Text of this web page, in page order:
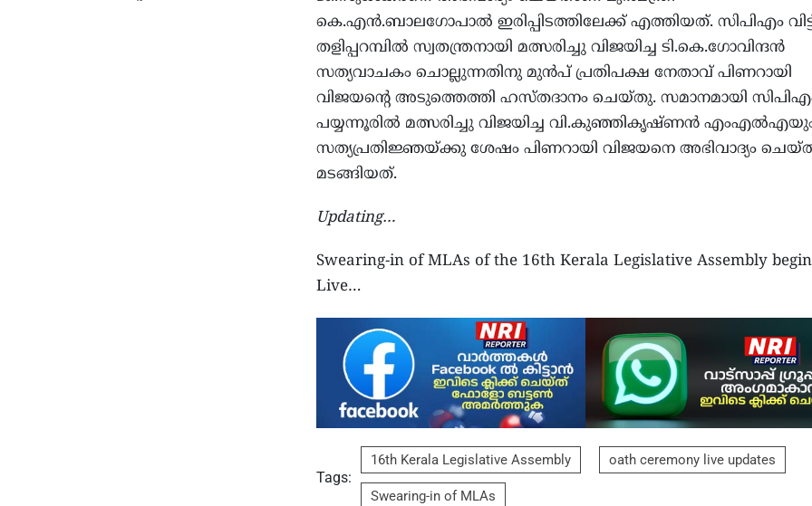
കെ.എന്‍.ബാലഗോപാല്‍ ഇരിപ്പിടത്തിലേക്ക് എത്തിയത്. സിപിഎം
തളിപ്പറമ്പില്‍ സ്വതന്ത്രനായി മത്സരിച്ചു വിജയിച്ച ടി.കെ.ഗോവിന്ദന്‍
സത്യവാചകം ചൊല്ലുന്നതിനു മുന്‍പ് പ്രതിപക്ഷ നേതാവ് പിണറായി
വിജയന്റെ അടുത്തെത്തി ഹസ്തദാനം ചെയ്തു. സമാനമായി സിപിഎം
പയ്യന്നൂരില്‍ മത്സരിച്ചു വിജയിച്ച വി.കുഞ്ഞികൃഷ്ണന്‍
സത്യപ്രതിജ്ഞയ്ക്കു ശേഷം പിണറായി വിജയനെ അഭിവാദ്യം
മടങ്ങിയത്.
Updating…
Swearing-in of MLAs of the 16th Kerala Legislative Assembly
Live…
Tags:
16th Kerala Legislative Assembly oath ceremony live updates
Swearing-in of MLAs